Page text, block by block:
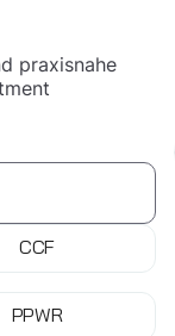
praxisnahe
CCF
PPWR